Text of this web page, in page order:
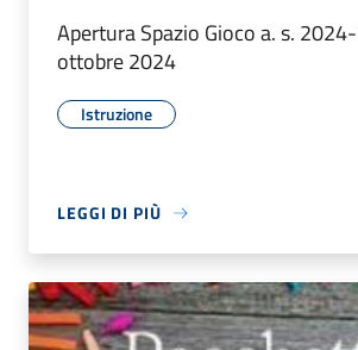
Apertura Spazio Gioco a. s.
ottobre 2024
Istruzione
LEGGI DI PIÙ